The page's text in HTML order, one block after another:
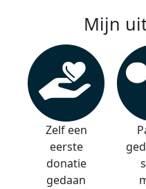
Mijn
Zelf een
eerste
donatie
gedaan